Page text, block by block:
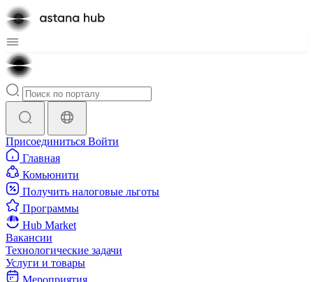
Присоединиться Войти
Главная
Комьюнити
Получить налоговые льготы
Программы
Hub Market
Вакансии
Технологические задачи
Услуги и товары
Мероприятия